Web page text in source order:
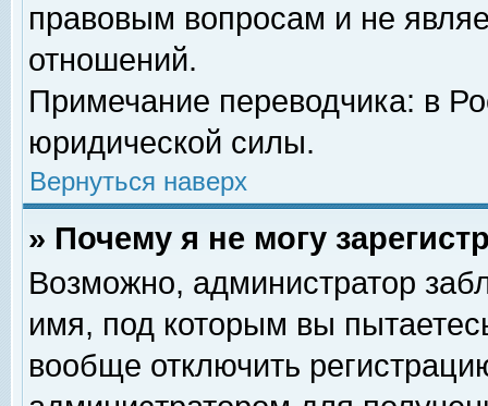
правовым вопросам и не
отношений.
Примечание переводчика: в
юридической силы.
Вернуться наверх
» Почему я не могу
Возможно, администратор
имя, под которым вы
вообще отключить